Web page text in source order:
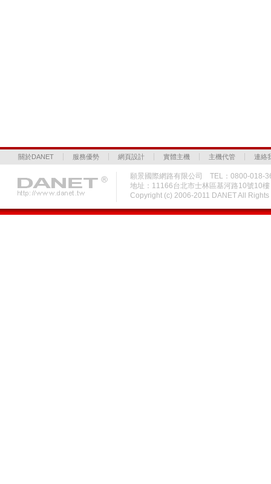
關於DANET 服務優勢 網頁設計 實體主機 主機代管 連絡
願景國際網路有限公司 TEL：0800-018-
地址：11166台北市士林區基河路10號10
Copyright (c) 2006-2011 DANET All